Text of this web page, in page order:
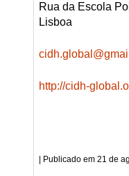
Rua da Escola
Lisboa
http://cidh-
21 de